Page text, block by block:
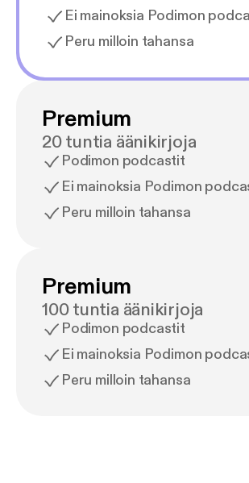
Ei mainoksia Podimon
Peru milloin tahansa
Premium
20 tuntia äänikirjoja
Podimon podcastit
Ei mainoksia Podimon
Peru milloin tahansa
Premium
100 tuntia äänikirjoja
Podimon podcastit
Ei mainoksia Podimon
Peru milloin tahansa